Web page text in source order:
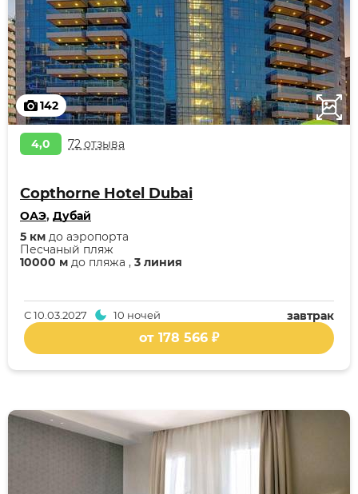
142
4,0 72 отзыва
Copthorne Hotel Dubai
ОАЭ, Дубай
10000 м до пляжа , 3 линия
Песчаный пляж
5 км до аэропорта
завтрак
С10.03.2027 10 ночей
от 178 566 ₽